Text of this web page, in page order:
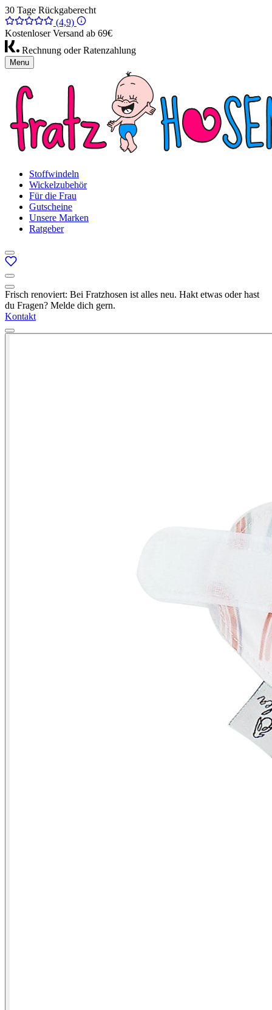
30 Tage Rückgaberecht
(4,9)
Kostenloser Versand ab 69€
Rechnung oder Ratenzahlung
Menu
Stoffwindeln
Wickelzubehör
Für die Frau
Gutscheine
Unsere Marken
Ratgeber
Frisch renoviert: Bei Fratzhosen ist alles neu. Hakt etwas oder hast
du Fragen? Melde dich gern.
Kontakt